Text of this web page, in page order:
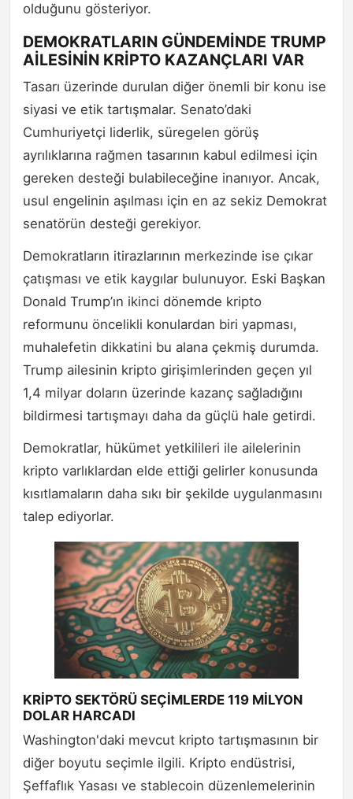
olduğunu gösteriyor.
DEMOKRATLARIN GÜNDEMİNDE TRUMP
AİLESİNİN KRİPTO KAZANÇLARI VAR
Tasarı üzerinde durulan diğer önemli bir konu ise
siyasi ve etik tartışmalar. Senato’daki
Cumhuriyetçi liderlik, süregelen görüş
ayrılıklarına rağmen tasarının kabul edilmesi için
gereken desteği bulabileceğine inanıyor. Ancak,
usul engelinin aşılması için en az sekiz Demokrat
senatörün desteği gerekiyor.
Demokratların itirazlarının merkezinde ise çıkar
çatışması ve etik kaygılar bulunuyor. Eski Başkan
Donald Trump’ın ikinci dönemde kripto
reformunu öncelikli konulardan biri yapması,
muhalefetin dikkatini bu alana çekmiş durumda.
Trump ailesinin kripto girişimlerinden geçen yıl
1,4 milyar doların üzerinde kazanç sağladığını
bildirmesi tartışmayı daha da güçlü hale getirdi.
Demokratlar, hükümet yetkilileri ile ailelerinin
kripto varlıklardan elde ettiği gelirler konusunda
kısıtlamaların daha sıkı bir şekilde uygulanmasını
talep ediyorlar.
KRİPTO SEKTÖRÜ SEÇİMLERDE 119 MİLYON
DOLAR HARCADI
Washington'daki mevcut kripto tartışmasının bir
diğer boyutu seçimle ilgili. Kripto endüstrisi,
Şeffaflık Yasası ve stablecoin düzenlemelerinin